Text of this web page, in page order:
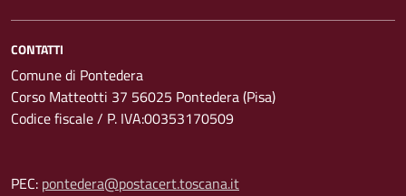
CONTATTI
Comune di Pontedera
Corso Matteotti 37 56025 Pontedera (Pisa)
Codice fiscale / P. IVA:00353170509
PEC: pontedera@postacert.toscana.it